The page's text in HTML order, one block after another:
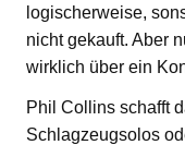
logischerweise,
nicht gekauft. Aber
wirklich über ein
Phil Collins schafft
Schlagzeugsolos